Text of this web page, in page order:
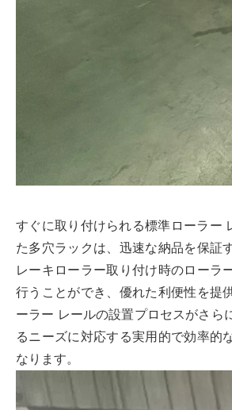
すぐに取り付けられる標準ローラー
た多穴ラックは、迅速な納品を保証
レーキローラー取り付け時のローラ
行うことができ、優れた利便性を提
ーラー レールの設置プロセスがさら
るニーズに対応する実用的で効率的
なります。